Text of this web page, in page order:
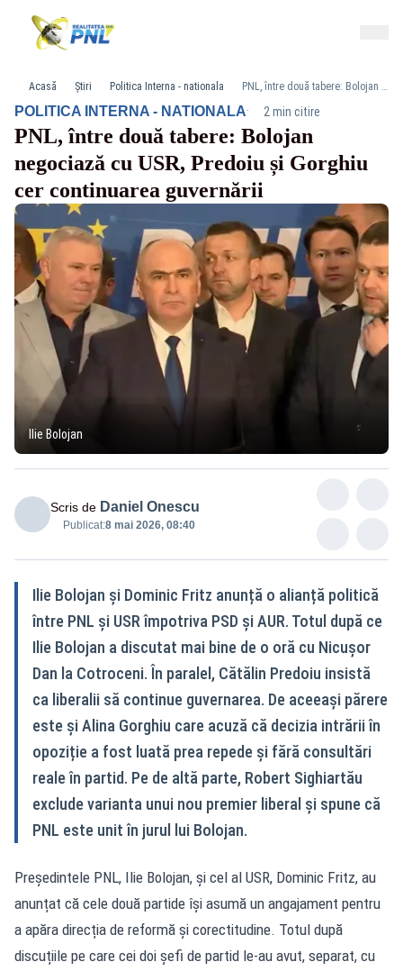
Acasă Știri Politica Interna - nationala PNL, între două tabere: Bolojan negociază cu USR, Predoiu și Gorghiu cer continuarea guvernării
POLITICA INTERNA - NATIONALA· 2 min citire
PNL, între două tabere: Bolojan
negociază cu USR, Predoiu și Gorghiu
cer continuarea guvernării
Ilie Bolojan
Scris de Daniel Onescu
Publicat:8 mai 2026, 08:40
Ilie Bolojan și Dominic Fritz anunță o alianță politică
între PNL și USR împotriva PSD și AUR. Totul după ce
Ilie Bolojan a discutat mai bine de o oră cu Nicușor
Dan la Cotroceni. În paralel, Cătălin Predoiu insistă
ca liberalii să continue guvernarea. De aceeași părere
este și Alina Gorghiu care acuză că decizia intrării în
opoziție a fost luată prea repede și fără consultări
reale în partid. Pe de altă parte, Robert Sighiartău
exclude varianta unui nou premier liberal și spune că
PNL este unit în jurul lui Bolojan.
Președintele PNL, Ilie Bolojan, și cel al USR, Dominic Fritz, au
anunțat că cele două partide își asumă un angajament pentru
a apăra direcția de reformă și corectitudine. Totul după
discuțiile pe care cei doi șefi de partid le-au avut, separat, cu